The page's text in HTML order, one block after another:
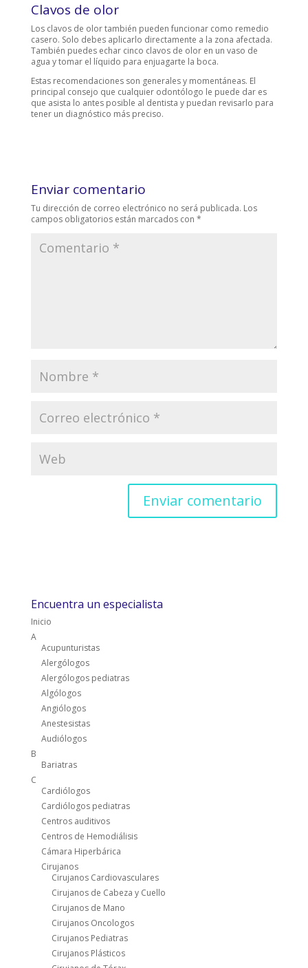
Clavos de olor
Los clavos de olor también pueden funcionar como remedio
casero. Solo debes aplicarlo directamente a la zona afectada.
También puedes echar cinco clavos de olor en un vaso de
agua y tomar el líquido para enjuagarte la boca.
Estas recomendaciones son generales y momentáneas. El
principal consejo que cualquier odontólogo le puede dar es
que asista lo antes posible al dentista y puedan revisarlo para
tener un diagnóstico más preciso.
Enviar comentario
Tu dirección de correo electrónico no será publicada. Los
campos obligatorios están marcados con *
Encuentra un especialista
Inicio
A
Acupunturistas
Alergólogos
Alergólogos pediatras
Algólogos
Angiólogos
Anestesistas
Audiólogos
B
Bariatras
C
Cardiólogos
Cardiólogos pediatras
Centros auditivos
Centros de Hemodiálisis
Cámara Hiperbárica
Cirujanos
Cirujanos Cardiovasculares
Cirujanos de Cabeza y Cuello
Cirujanos de Mano
Cirujanos Oncologos
Cirujanos Pediatras
Cirujanos Plásticos